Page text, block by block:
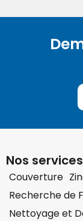
Nos services
Couverture
Recherche de
Nettoyage et